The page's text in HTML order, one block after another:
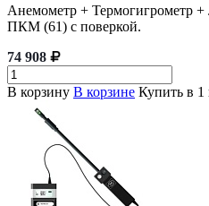
Анемометр + Термогигрометр
ПКМ (61) с поверкой.
74 908
В корзину В корзине Купить в 1